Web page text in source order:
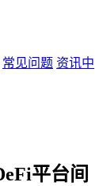
常见问题 资讯中
平台间